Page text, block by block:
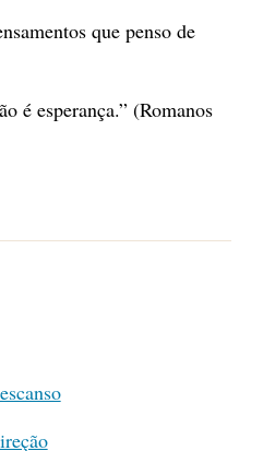
que penso de
é esperança.” (Romanos